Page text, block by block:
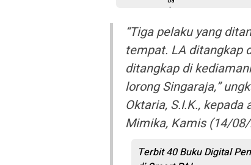
“Tiga pelaku yang
tempat. LA ditangkap
ditangkap di
lorong Singaraja,”
Oktaria, S.I.K.,
Mimika, Kamis (14/
Terbit 40 Buku Digital